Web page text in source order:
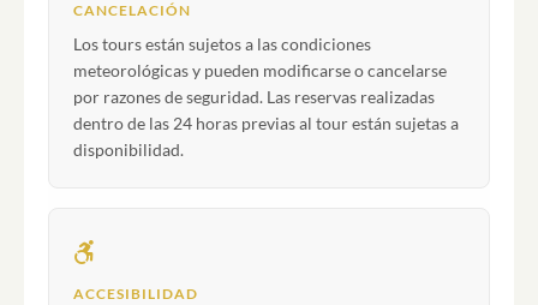
CANCELACIÓN
Los tours están sujetos a las condiciones
meteorológicas y pueden modificarse o cancelarse
por razones de seguridad. Las reservas realizadas
dentro de las 24 horas previas al tour están sujetas a
disponibilidad.
ACCESIBILIDAD